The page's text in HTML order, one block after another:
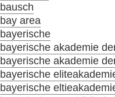
bausch
bay area
bayerische
bayerische akademie
bayerische akademie
bayerische
bayerische